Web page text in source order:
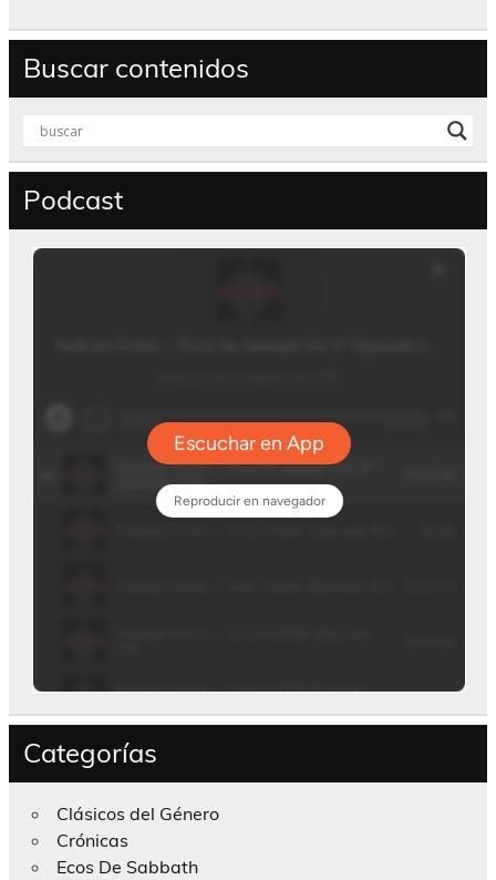
Buscar contenidos
Podcast
Categorías
Clásicos del Género
Crónicas
Ecos De Sabbath